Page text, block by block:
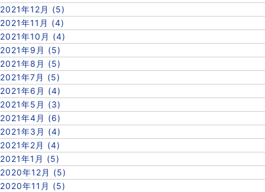
2021年12月 (5)
2021年11月 (4)
2021年10月 (4)
2021年9月 (5)
2021年8月 (5)
2021年7月 (5)
2021年6月 (4)
2021年5月 (3)
2021年4月 (6)
2021年3月 (4)
2021年2月 (4)
2021年1月 (5)
2020年12月 (5)
2020年11月 (5)